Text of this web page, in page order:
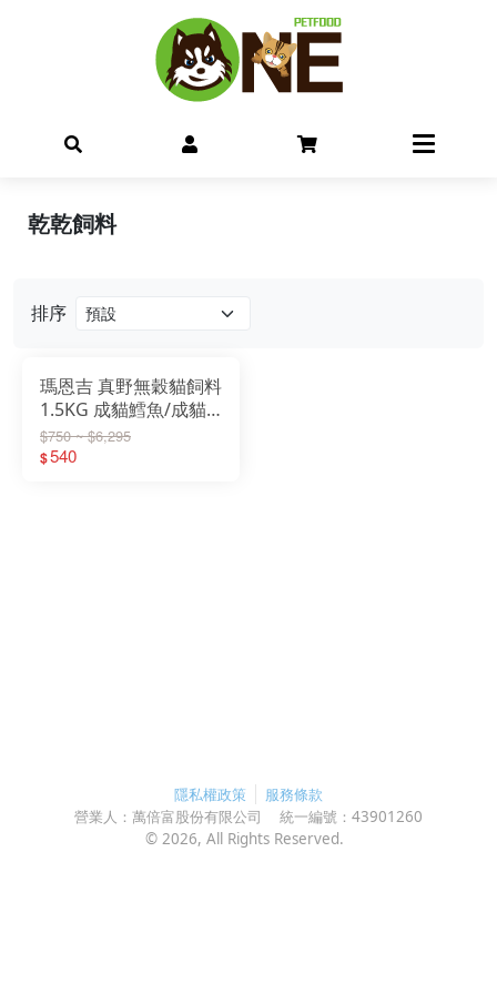
排序
瑪恩吉 真野無穀貓飼料
1.5KG 成貓鱈魚/成貓
鮭魚/結紮貓鮪魚
$750 ~ $6,295
$540
乾乾飼料
隱私權政策
服務條款
營業人： 萬倍富股份有限公司 統一編號： 43901260
© 2026, All Rights Reserved.